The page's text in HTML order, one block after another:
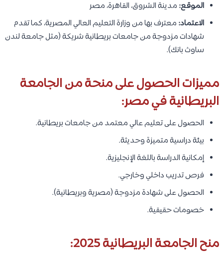
الموقع: مدينة الشروق، القاهرة، مصر
الاعتماد: معترف بها من وزارة التعليم العالي المصرية، كما تقدم
شهادات مزدوجة من جامعات بريطانية شريكة (مثل جامعة لندن
ساوث بانك).
مميزات الحصول على منحة من الجامعة
البريطانية في مصر:
الحصول على تعليم عالي معتمد من جامعات بريطانية.
بيئة دراسية متميزة وحديثة.
إمكانية الدراسة باللغة الإنجليزية.
فرص تدريب داخلي وخارجي.
الحصول على شهادة مزدوجة (مصرية وبريطانية).
خصومات حقيقية.
منح الجامعة البريطانية 2025: